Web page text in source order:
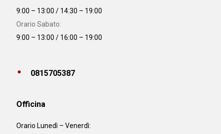
9:00 – 13:00 / 14:30 – 19:00
Orario Sabato:
9:00 – 13:00 / 16:00 – 19:00
0815705387
Officina
Orario Lunedì – Venerdì: